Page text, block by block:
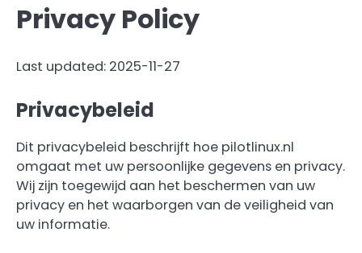
Privacy Policy
Last updated: 2025-11-27
Privacybeleid
Dit privacybeleid beschrijft hoe pilotlinux.nl
omgaat met uw persoonlijke gegevens en privacy.
Wij zijn toegewijd aan het beschermen van uw
privacy en het waarborgen van de veiligheid van
uw informatie.